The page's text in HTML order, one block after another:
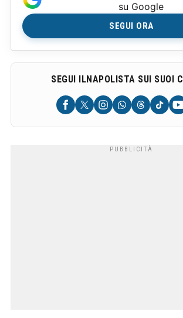
su Google
SEGUI ORA
SEGUI ILNAPOLISTA SUI SUOI